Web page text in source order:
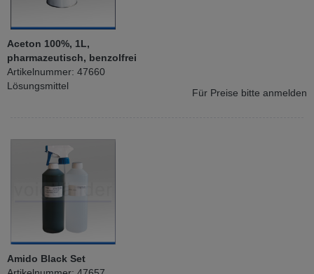
Aceton 100%, 1L,
pharmazeutisch, benzolfrei
Artikelnummer: 47660
Lösungsmittel
Für Preise bitte anmelden
Amido Black Set